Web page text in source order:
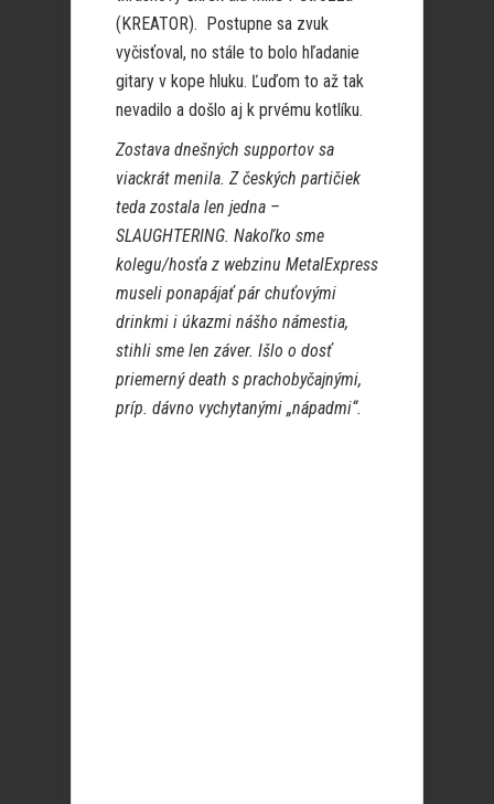
(KREATOR). Postupne sa zvuk
vyčisťoval, no stále to bolo hľadanie
gitary v kope hluku. Ľuďom to až tak
nevadilo a došlo aj k prvému kotlíku.
Zostava dnešných supportov sa
viackrát menila. Z českých partičiek
teda zostala len jedna –
SLAUGHTERING. Nakoľko sme
kolegu/hosťa z webzinu MetalExpress
museli ponapájať pár chuťovými
drinkmi i úkazmi nášho námestia,
stihli sme len záver. Išlo o dosť
priemerný death s prachobyčajnými,
príp. dávno vychytanými „nápadmi“.